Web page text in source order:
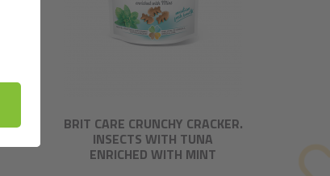
BRIT CARE CRUNCHY CRACKER.
INSECTS WITH TUNA
ENRICHED WITH MINT